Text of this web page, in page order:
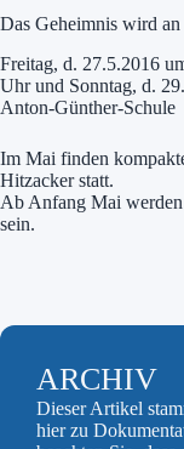
Das Geheimnis wird
Freitag, d. 27.5.2016
Uhr und Sonntag, d.
Anton-Günther-Schule
Im Mai finden
Hitzacker statt.
Ab Anfang Mai
sein.
ARCHIV
Dieser Artikel
hier zu